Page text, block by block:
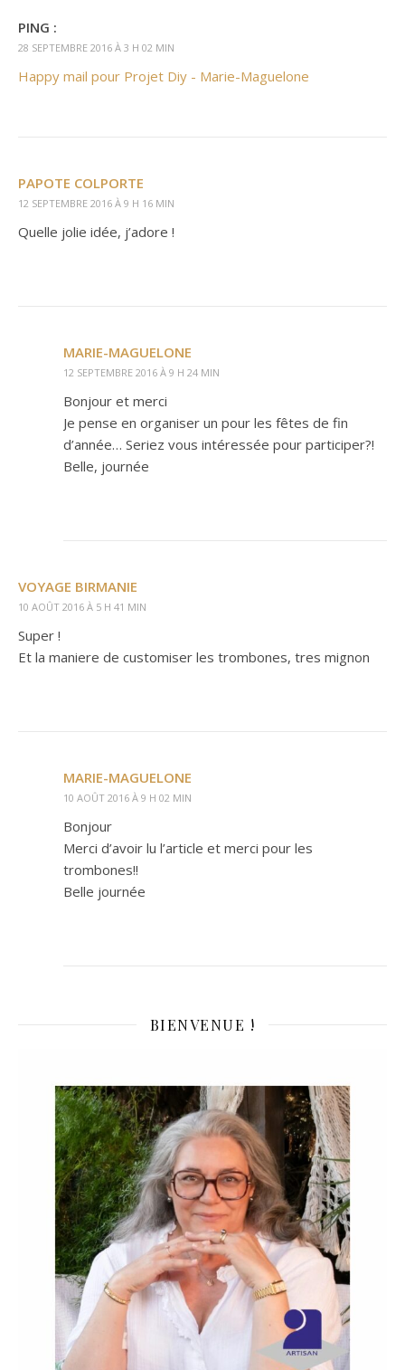
PING :
28 SEPTEMBRE 2016 À 3 H 02 MIN
Happy mail pour Projet Diy - Marie-Maguelone
PAPOTE COLPORTE
12 SEPTEMBRE 2016 À 9 H 16 MIN
Quelle jolie idée, j’adore !
MARIE-MAGUELONE
12 SEPTEMBRE 2016 À 9 H 24 MIN
Bonjour et merci
Je pense en organiser un pour les fêtes de fin
d’année… Seriez vous intéressée pour participer?!
Belle, journée
VOYAGE BIRMANIE
10 AOÛT 2016 À 5 H 41 MIN
Super !
Et la maniere de customiser les trombones, tres mignon
MARIE-MAGUELONE
10 AOÛT 2016 À 9 H 02 MIN
Bonjour
Merci d’avoir lu l’article et merci pour les
trombones!!
Belle journée
BIENVENUE !